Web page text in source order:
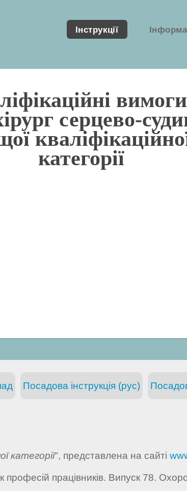
Інструкції
серцево-
категорії
Посадова інструкція (рус)
категорії", представлена на сайті
працівників. Випуск 78.